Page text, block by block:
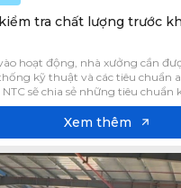
tra chất lượng trước
hoạt động, nhà xưởng cần
kỹ thuật và các tiêu chuẩn
sẽ chia sẻ những tiêu
nhà xưởng, giúp chủ đầu tư
công trình.Xem thêm